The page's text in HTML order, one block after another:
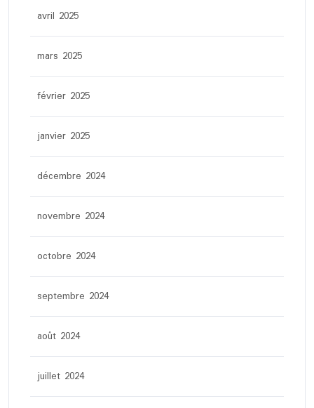
avril 2025
mars 2025
février 2025
janvier 2025
décembre 2024
novembre 2024
octobre 2024
septembre 2024
août 2024
juillet 2024